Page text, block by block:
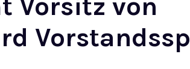
Vorsitz von